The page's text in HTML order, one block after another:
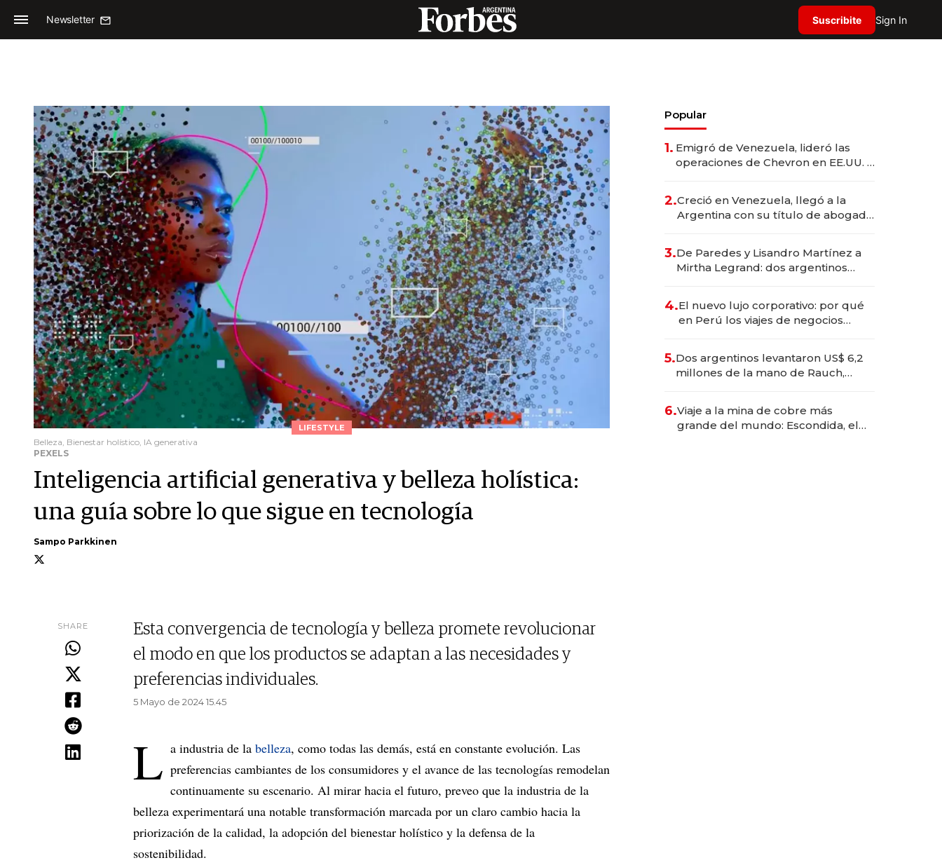
Newsletter Suscribite Sign In
LIFESTYLE
Belleza, Bienestar holístico, IA generativa
PEXELS
Inteligencia artificial generativa y belleza holística:
una guía sobre lo que sigue en tecnología
Sampo Parkkinen
SHARE
Esta convergencia de tecnología y belleza promete revolucionar
el modo en que los productos se adaptan a las necesidades y
preferencias individuales.
5 Mayo de 2024 15.45
L a industria de la belleza, como todas las demás, está en constante evolución. Las
preferencias cambiantes de los consumidores y el avance de las tecnologías remodelan
continuamente su escenario. Al mirar hacia el futuro, preveo que la industria de la
belleza experimentará una notable transformación marcada por un claro cambio hacia la
priorización de la calidad, la adopción del bienestar holístico y la defensa de la
sostenibilidad.
Popular
1. Emigró de Venezuela, lideró las
operaciones de Chevron en EE.UU. y
2.Creció en Venezuela, llegó a la
Argentina con su título de abogado
marcas "fast premium"
3.De Paredes y Lisandro Martínez a
Mirtha Legrand: dos argentinos
4.El nuevo lujo corporativo: por qué
en Perú los viajes de negocios
transformadoras
5.Dos argentinos levantaron US$ 6,2
millones de la mano de Rauch,
6.Viaje a la mina de cobre más
grande del mundo: Escondida, el